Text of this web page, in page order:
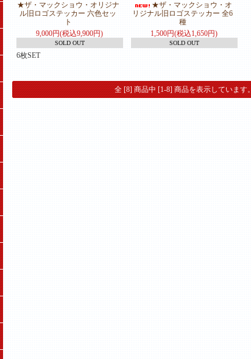
★ザ・マックショウ・オリジナ
ル旧ロゴステッカー 六色セッ
ト
9,000円(税込9,900円)
SOLD OUT
6枚SET
★ザ・マックショウ・オ
リジナル旧ロゴステッカー 全6
種
1,500円(税込1,650円)
SOLD OUT
全 [8] 商品中 [1-8] 商品を表示しています。